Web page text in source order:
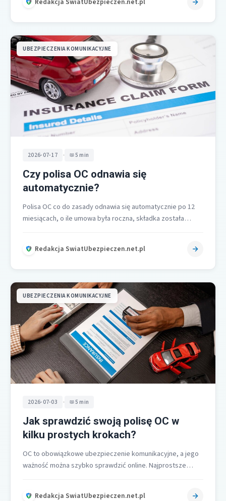
UBEZPIECZENIA KOMUNIKACYJNE
2026-07-17 • 5 min
Czy polisa OC odnawia się
automatycznie?
Polisa OC co do zasady odnawia się automatycznie po 12
miesiącach, o ile umowa była roczna, składka została
Redakcja SwiatUbezpieczen.net.pl
UBEZPIECZENIA KOMUNIKACYJNE
2026-07-03 • 5 min
Jak sprawdzić swoją polisę OC w
kilku prostych krokach?
OC to obowiązkowe ubezpieczenie komunikacyjne, a jego
ważność można szybko sprawdzić online. Najprostsze
Redakcja SwiatUbezpieczen.net.pl